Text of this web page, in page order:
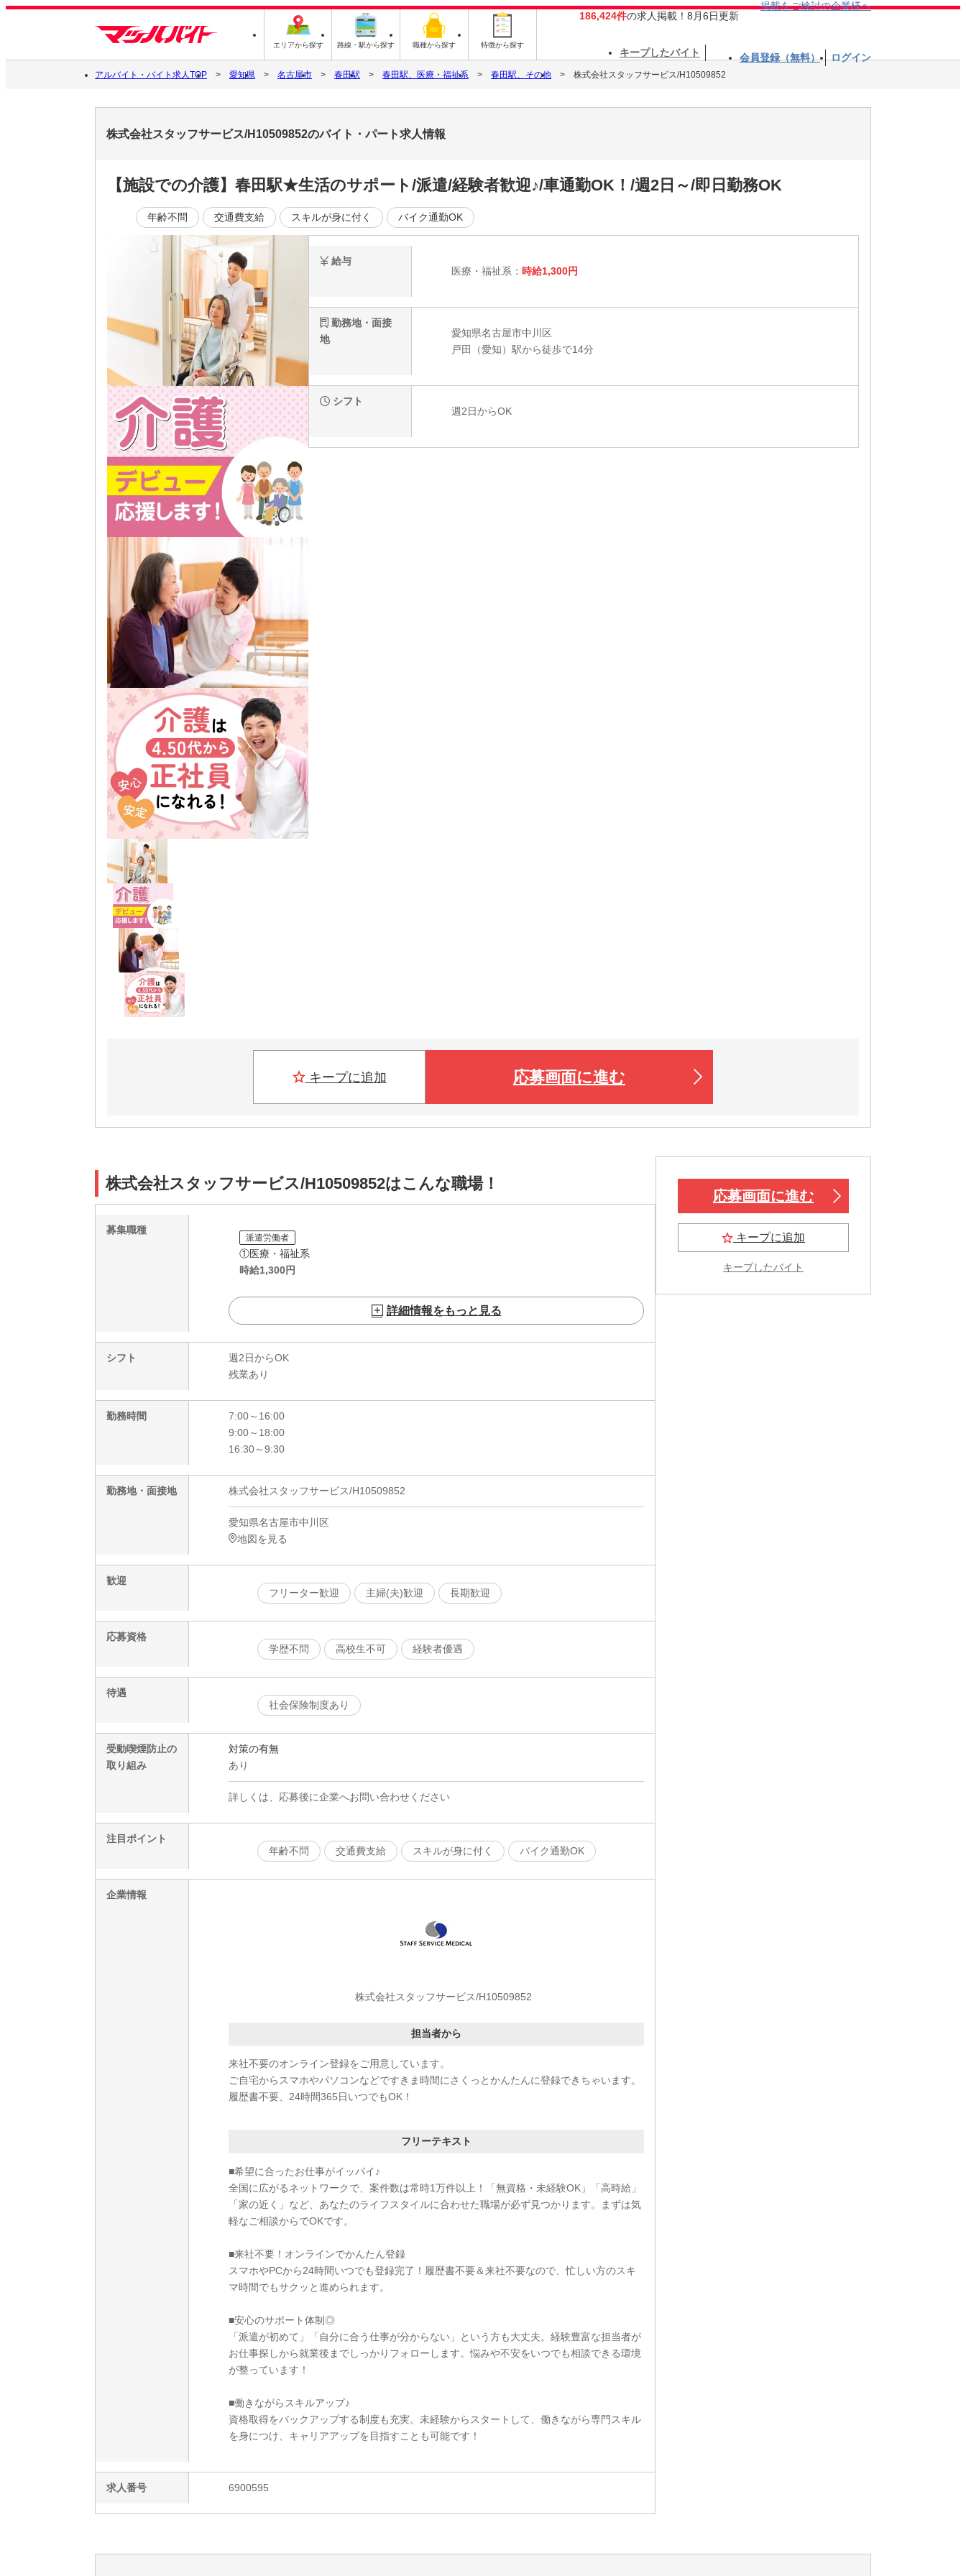
エリアから探す 路線・駅から探す 職種から探す 特徴から探す
186,424件の求人掲載！8月6日更新
掲載をご検討の企業様へ
キープしたバイト 会員登録（無料） ログイン
アルバイト・バイト求人TOP 愛知県 名古屋市 春田駅 春田駅、医療・福祉系 春田駅、その他 株式会社スタッフサービス/H10509852
株式会社スタッフサービス/H10509852のバイト・パート求人情報
【施設での介護】春田駅★生活のサポート/派遣/経験者歓迎♪/車通勤OK！/週2日～/即日勤務OK
年齢不問 交通費支給 スキルが身に付く バイク通勤OK
給与
医療・福祉系： 時給1,300円
勤務地・面接
地
愛知県名古屋市中川区
戸田（愛知）駅から徒歩で14分
シフト
週2日からOK
キープに追加 応募画面に進む
株式会社スタッフサービス/H10509852はこんな職場！
募集職種
派遣労働者
①医療・福祉系
時給1,300円
詳細情報をもっと見る
シフト
週2日からOK
残業あり
勤務時間
7:00～16:00
9:00～18:00
16:30～9:30
勤務地・面接地 株式会社スタッフサービス/H10509852
愛知県名古屋市中川区
地図を見る
歓迎
フリーター歓迎
主婦(夫)歓迎 長期歓迎
応募資格
学歴不問
高校生不可 経験者優遇
待遇
社会保険制度あり
受動喫煙防止の
取り組み
対策の有無
あり
詳しくは、応募後に企業へお問い合わせください
注目ポイント
年齢不問
交通費支給 スキルが身に付く バイク通勤OK
企業情報
株式会社スタッフサービス/H10509852
担当者から
来社不要のオンライン登録をご用意しています。
ご自宅からスマホやパソコンなどですきま時間にさくっとかんたんに登録できちゃいます。
履歴書不要、24時間365日いつでもOK！
フリーテキスト
■希望に合ったお仕事がイッパイ♪
全国に広がるネットワークで、案件数は常時1万件以上！「無資格・未経験OK」「高時給」
「家の近く」など、あなたのライフスタイルに合わせた職場が必ず見つかります。まずは気
軽なご相談からでOKです。
■来社不要！オンラインでかんたん登録
スマホやPCから24時間いつでも登録完了！履歴書不要＆来社不要なので、忙しい方のスキ
マ時間でもサクッと進められます。
■安心のサポート体制◎
「派遣が初めて」「自分に合う仕事が分からない」という方も大丈夫。経験豊富な担当者が
お仕事探しから就業後までしっかりフォローします。悩みや不安をいつでも相談できる環境
が整っています！
■働きながらスキルアップ♪
資格取得をバックアップする制度も充実。未経験からスタートして、働きながら専門スキル
を身につけ、キャリアアップを目指すことも可能です！
求人番号 6900595
応募画面に進む
キープに追加
キープしたバイト